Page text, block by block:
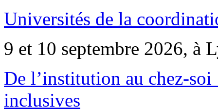
Universités de la
9 et 10 septembre 2026, à
De l’institution au chez-
inclusives